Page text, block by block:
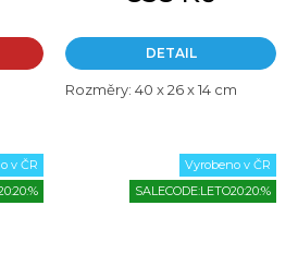
DETAIL
Rozměry: 40 x 26 x 14 cm
v ČR
Vyrobeno v ČR
SALECODE:LETO20:20:%